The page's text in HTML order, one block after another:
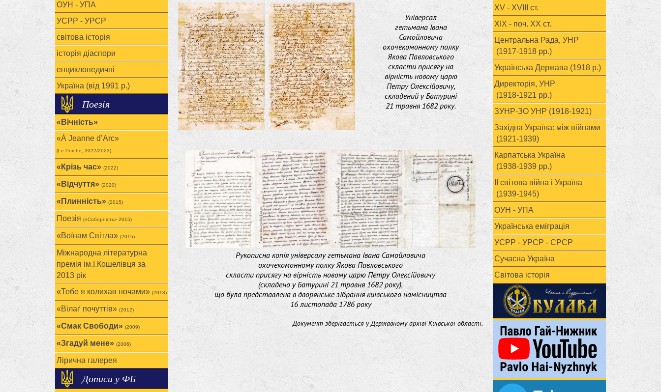
ОУН - УПА
УСРР - УРСР
світова історія
історія діаспори
енциклопедичні
Україна (від 1991 р.)
Поезія
«Вічність»
«À Jeanne d’Arc»
(Le Porche, 2022/2023)
«Крізь час» (2022)
«Відчуття» (2020)
«Плинність» (2015)
Поезія («Соборність» 2015)
«Воїнам Cвітла» (2015)
Міжнародна літературна
премія ім.І.Кошелівця за
2013 рік
«Тебе я колихав ночами» (2013)
«Вілаґ почуттів» (2012)
«Смак Свободи» (2009)
«Згадуй мене» (2006)
Лірична галерея
Дописи у ФБ
Універсал
гетьмана Івана
Самойловича
охочекомонному полку
Якова Павловського
скласти присягу на
вірність новому царю
Петру Олексійовичу,
складений у Батурині
21 травня 1682 року.
Рукописна копія універсалу гетьмана Івана Самойловича
охочекомонному полку Якова Павловського
скласти присягу на вірність новому царю Петру Олексійовичу
(складено у Батурині 21 травня 1682 року),
що була представлена в дворянське зібрання київського намісництва
16 листопада 1786 року
Документ зберігається у Державному архіві Київської області.
XV - XVIII ст.
ХІХ - поч. ХХ ст.
Центральна Рада, УНР
(1917-1918 рр.)
Українська Держава (1918 р.)
Директорія, УНР
(1918-1921 рр.)
ЗУНР-ЗО УНР (1918-1921)
Західна Україна: між війнами
(1921-1939)
Карпатська Україна
(1938-1939 рр.)
ІІ світова війна і Україна
(1939-1945)
ОУН - УПА
Українська еміграція
УСРР - УРСР - СРСР
Сучасна Україна
Світова історія